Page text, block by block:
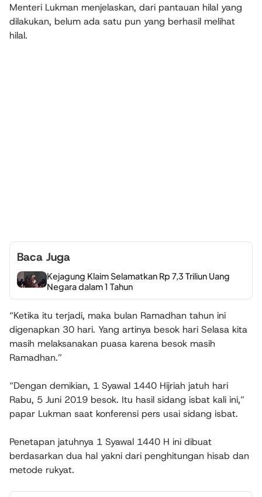
Menteri Lukman menjelaskan, dari pantauan hilal yang
dilakukan, belum ada satu pun yang berhasil melihat
hilal.
Baca Juga
Kejagung Klaim Selamatkan Rp 7,3 Triliun Uang
Negara dalam 1 Tahun
“Ketika itu terjadi, maka bulan Ramadhan tahun ini
digenapkan 30 hari. Yang artinya besok hari Selasa kita
masih melaksanakan puasa karena besok masih
Ramadhan.”
“Dengan demikian, 1 Syawal 1440 Hijriah jatuh hari
Rabu, 5 Juni 2019 besok. Itu hasil sidang isbat kali ini,”
papar Lukman saat konferensi pers usai sidang isbat.
Penetapan jatuhnya 1 Syawal 1440 H ini dibuat
berdasarkan dua hal yakni dari penghitungan hisab dan
metode rukyat.